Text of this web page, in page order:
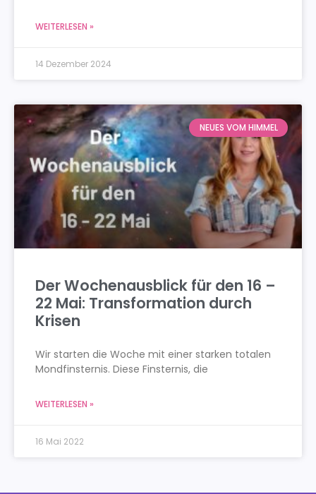
WEITERLESEN »
14 Dezember 2024
NEUES VOM HIMMEL
Der Wochenausblick für den 16 –
22 Mai: Transformation durch
Krisen
Wir starten die Woche mit einer starken totalen
Mondfinsternis. Diese Finsternis, die
WEITERLESEN »
16 Mai 2022